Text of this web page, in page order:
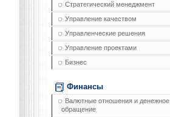
Стратегический менеджмент
Управление качеством
Управленческие решения
Управление проектами
Бизнес
Финансы
Валютные отношения и денежное
обращение